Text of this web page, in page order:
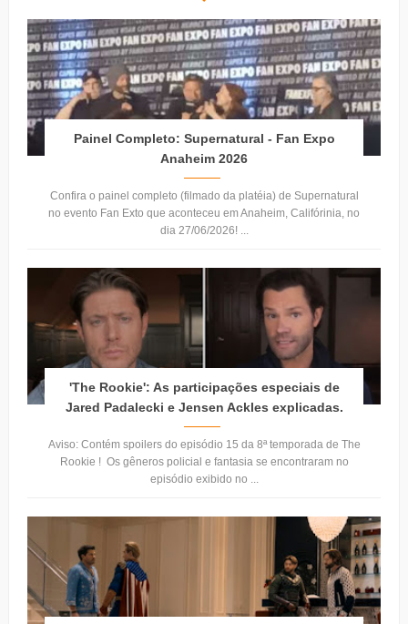
Painel Completo: Supernatural - Fan Expo
Anaheim 2026
Confira o painel completo (filmado da platéia) de Supernatural
no evento Fan Exto que aconteceu em Anaheim, Califórinia, no
dia 27/06/2026! ...
'The Rookie': As participações especiais de
Jared Padalecki e Jensen Ackles explicadas.
Aviso: Contém spoilers do episódio 15 da 8ª temporada de The
Rookie ! Os gêneros policial e fantasia se encontraram no
episódio exibido no ...